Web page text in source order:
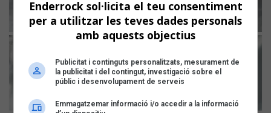
Enderrock sol·licita el teu consentiment
per a utilitzar les teves dades personals
amb aquests objectius
Publicitat i continguts personalitzats, mesurament de
la publicitat i del contingut, investigació sobre el
públic i desenvolupament de serveis
Emmagatzemar informació i/o accedir a la informació